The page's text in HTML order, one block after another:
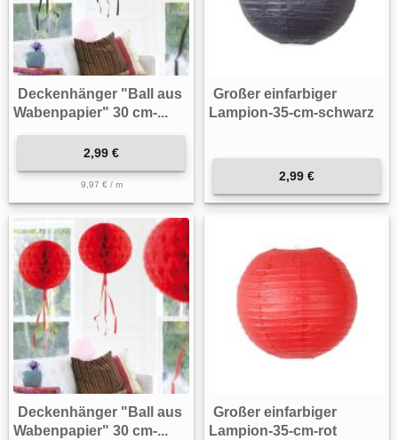
Deckenhänger "Ball aus
Wabenpapier" 30 cm-...
2,99 €
9,97 € / m
Großer einfarbiger
Lampion-35-cm-schwarz
2,99 €
Deckenhänger "Ball aus
Wabenpapier" 30 cm-...
Großer einfarbiger
Lampion-35-cm-rot